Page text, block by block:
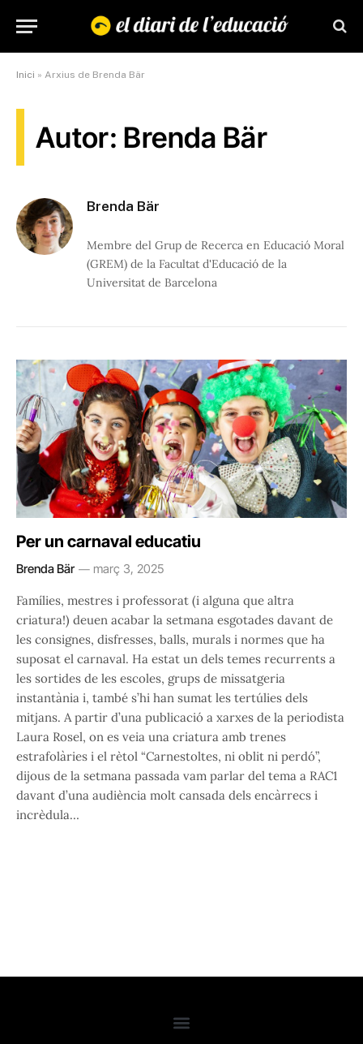
Inici » Arxius de Brenda Bär
Autor: Brenda Bär
Brenda Bär
Membre del Grup de Recerca en Educació Moral
(GREM) de la Facultat d'Educació de la
Universitat de Barcelona
Per un carnaval educatiu
Brenda Bär març 3, 2025
Famílies, mestres i professorat (i alguna que altra
criatura!) deuen acabar la setmana esgotades davant de
les consignes, disfresses, balls, murals i normes que ha
suposat el carnaval. Ha estat un dels temes recurrents a
les sortides de les escoles, grups de missatgeria
instantània i, també s’hi han sumat les tertúlies dels
mitjans. A partir d’una publicació a xarxes de la periodista
Laura Rosel, on es veia una criatura amb trenes
estrafolàries i el rètol “Carnestoltes, ni oblit ni perdó”,
dijous de la setmana passada vam parlar del tema a RAC1
davant d’una audiència molt cansada dels encàrrecs i
incrèdula…